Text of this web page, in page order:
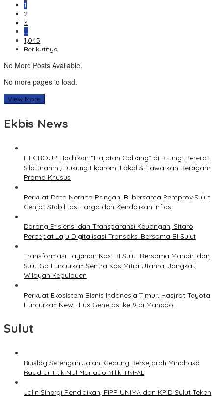
1
2
3
…
1,045
Berikutnya
No More Posts Available.
No more pages to load.
View More
Ekbis News
FIFGROUP Hadirkan “Hajatan Cabang” di Bitung: Pererat
Silaturahmi, Dukung Ekonomi Lokal & Tawarkan Beragam
Promo Khusus
Perkuat Data Neraca Pangan, BI bersama Pemprov Sulut
Genjot Stabilitas Harga dan Kendalikan Inflasi
Dorong Efisiensi dan Transparansi Keuangan, Sitaro
Percepat Laju Digitalisasi Transaksi Bersama BI Sulut
Transformasi Layanan Kas: BI Sulut Bersama Mandiri dan
SulutGo Luncurkan Sentra Kas Mitra Utama, Jangkau
Wilayah Kepulauan
Perkuat Ekosistem Bisnis Indonesia Timur, Hasjrat Toyota
Luncurkan New Hilux Generasi ke-9 di Manado
Sulut
Ruislag Setengah Jalan, Gedung Bersejarah Minahasa
Raad di Titik Nol Manado Milik TNI-AL
Jalin Sinergi Pendidikan, FIPP UNIMA dan KPID Sulut Teken